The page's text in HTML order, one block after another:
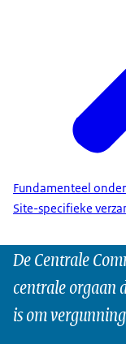
Fundamenteel
Site-specifieke
De Centrale
centrale orgaan
is om